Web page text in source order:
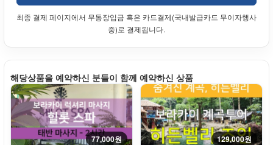
최종 결제 페이지에서 무통장입금 혹은 카드결제(국내발급카드 무이자행사
중)로 결제됩니다.
해당상품을 예약하신 분들이 함께 예약하신 상품
77,000원 129,000원